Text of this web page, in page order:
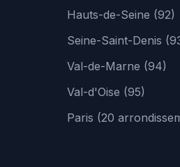
Hauts-de-Seine (92)
Seine-Saint-Denis
Val-de-Marne (94)
Val-d'Oise (95)
Paris (20